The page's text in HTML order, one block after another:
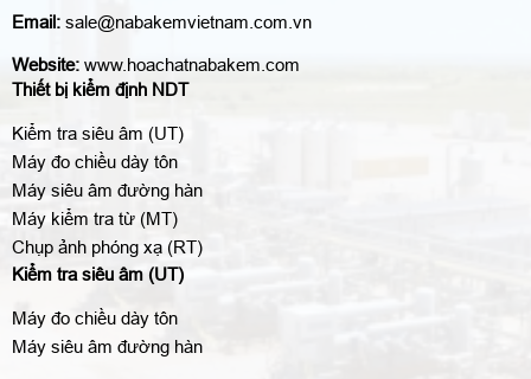
Email: sale@nabakemvietnam.com.vn
Website: www.hoachatnabakem.com
Thiết bị kiểm định NDT
Kiểm tra siêu âm (UT)
Máy đo chiều dày tôn
Máy siêu âm đường hàn
Máy kiểm tra từ (MT)
Chụp ảnh phóng xạ (RT)
Kiểm tra siêu âm (UT)
Máy đo chiều dày tôn
Máy siêu âm đường hàn